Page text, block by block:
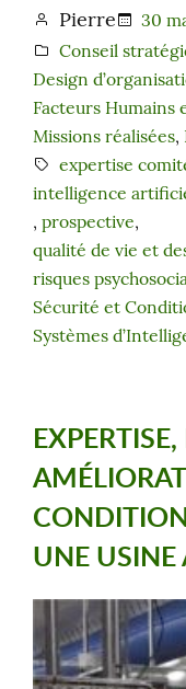
Pierre
30
Conseil
Design
Facteurs Humains
Missions réalisées,
expertise
intelligence
, prospective,
qualité de vie et
risques
Sécurité et
Systèmes
UNE